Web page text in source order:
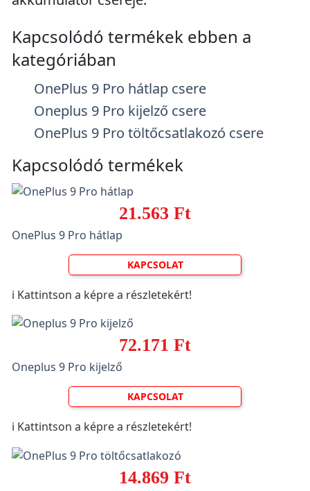
Kapcsolódó termékek ebben a
kategóriában
OnePlus 9 Pro hátlap csere
Oneplus 9 Pro kijelző csere
OnePlus 9 Pro töltőcsatlakozó csere
Kapcsolódó termékek
21.563 Ft
OnePlus 9 Pro hátlap
KAPCSOLAT
ℹ️ Kattintson a képre a részletekért!
72.171 Ft
Oneplus 9 Pro kijelző
KAPCSOLAT
ℹ️ Kattintson a képre a részletekért!
14.869 Ft